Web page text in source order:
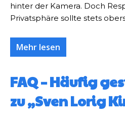
hinter der Kamera. Doch
Privatsphäre sollte stets
Mehr lesen
FAQ – Häufig
zu „Sven Lorig